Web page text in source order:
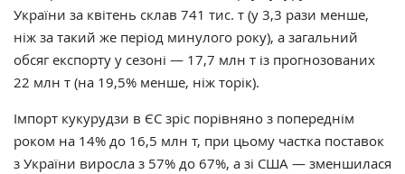
України за квітень склав 741 тис. т (у 3,3 рази менше,
ніж за такий же період минулого року), а загальний
обсяг експорту у сезоні — 17,7 млн т із прогнозованих
22 млн т (на 19,5% менше, ніж торік).
Імпорт кукурудзи в ЄС зріс порівняно з попереднім
роком на 14% до 16,5 млн т, при цьому частка поставок
з України виросла з 57% до 67%, а зі США — зменшилася